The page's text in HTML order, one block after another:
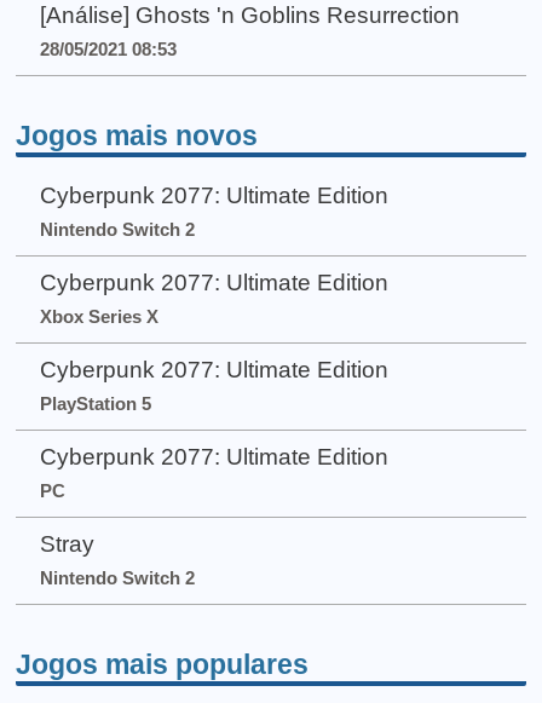
[Análise] Ghosts 'n Goblins Resurrection
28/05/2021 08:53
Jogos mais novos
Cyberpunk 2077: Ultimate Edition
Nintendo Switch 2
Cyberpunk 2077: Ultimate Edition
Xbox Series X
Cyberpunk 2077: Ultimate Edition
PlayStation 5
Cyberpunk 2077: Ultimate Edition
PC
Stray
Nintendo Switch 2
Jogos mais populares